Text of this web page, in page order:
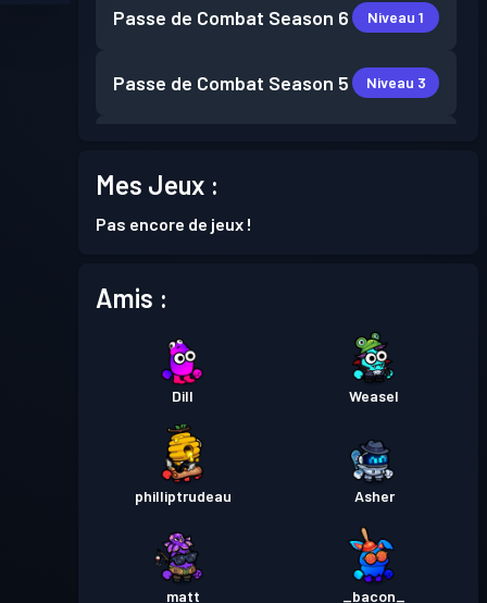
Passe de Combat Season 6 Niveau 1
Passe de Combat Season 5 Niveau 3
Passe de Combat
Mes Jeux :
Pas encore de jeux !
Amis :
Dill Weasel
philliptrudeau Asher
matt _bacon_